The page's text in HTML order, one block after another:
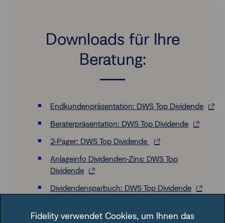
Downloads für Ihre
Beratung:
Endkundenpräsentation: DWS Top Dividende
Beraterpräsentation: DWS Top Dividende
2-Pager: DWS Top Dividende
Anlageinfo Dividenden-Zins: DWS Top
Dividende
Dividendensparbuch: DWS Top Dividende
Fidelity verwendet Cookies, um Ihnen das